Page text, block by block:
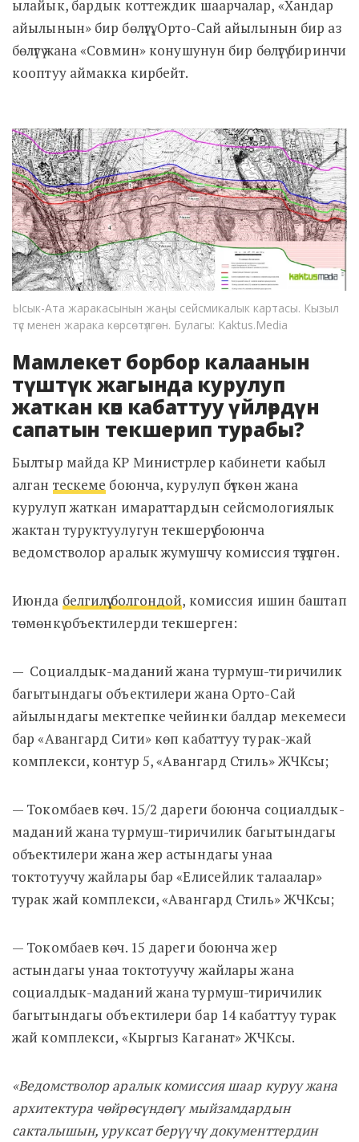
ылайык, бардык коттеждик шаарчалар, «Хандар
айылынын» бир бөлүгү, Орто-Сай айылынын бир аз
бөлүгү жана «Совмин» конушунун бир бөлүгү биринчи
кооптуу аймакка кирбейт.
Ысык-Ата жаракасынын жаңы сейсмикалык картасы. Кызыл
түс менен жарака көрсөтүлгөн. Булагы: Kaktus.Media
Мамлекет борбор калаанын
түштүк жагында курулуп
жаткан көп кабаттуу үйлөрдүн
сапатын текшерип турабы?
Былтыр майда КР Министрлер кабинети кабыл
алган тескеме боюнча, курулуп бүткөн жана
курулуп жаткан имараттардын сейсмологиялык
жактан туруктуулугун текшерүү боюнча
ведомстволор аралык жумушчу комиссия түзүлгөн.
Июнда белгилүү болгондой, комиссия ишин баштап
төмөнкү объектилерди текшерген:
— Социалдык-маданий жана турмуш-тиричилик
багытындагы объектилери жана Орто-Сай
айылындагы мектепке чейинки балдар мекемеси
бар «Авангард Сити» көп кабаттуу турак-жай
комплекси, контур 5, «Авангард Стиль» ЖЧКсы;
— Токомбаев көч. 15/2 дареги боюнча социалдык-
маданий жана турмуш-тиричилик багытындагы
объектилери жана жер астындагы унаа
токтотуучу жайлары бар «Елисейлик талаалар»
турак жай комплекси, «Авангард Стиль» ЖЧКсы;
— Токомбаев көч. 15 дареги боюнча жер
астындагы унаа токтотуучу жайлары жана
социалдык-маданий жана турмуш-тиричилик
багытындагы объектилери бар 14 кабаттуу турак
жай комплекси, «Кыргыз Каганат» ЖЧКсы.
«Ведомстволор аралык комиссия шаар куруу жана
архитектура чөйрөсүндөгү мыйзамдардын
сакталышын, уруксат берүүчү документтердин